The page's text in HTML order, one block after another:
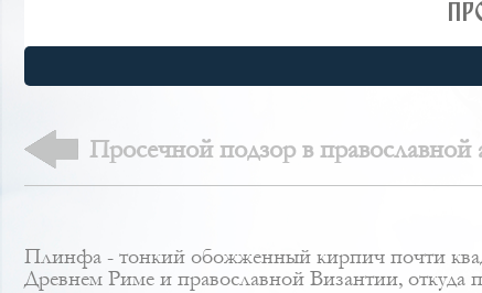
Просечной подзор в православной
Плинфа - тонкий обожженный кирпич почти
Древнем Риме и православной Византии,